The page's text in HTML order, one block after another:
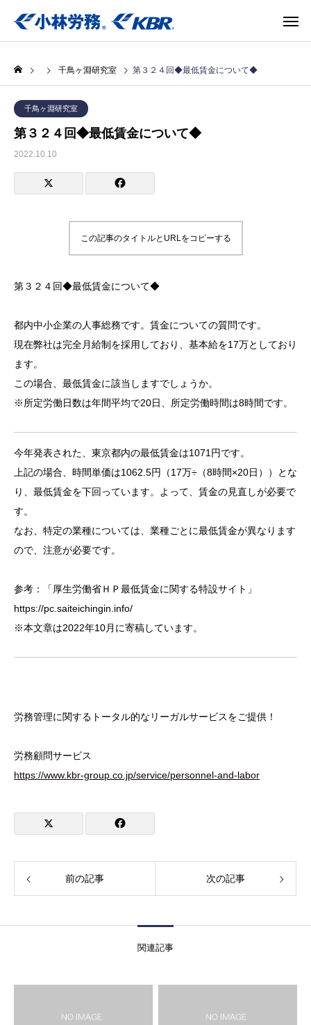
千鳥ヶ淵研究室 第３２４回◆最低賃金について◆
千鳥ヶ淵研究室
第３２４回◆最低賃金について◆
2022.10.10
この記事のタイトルとURLをコピーする
第３２４回◆最低賃金について◆
都内中小企業の人事総務です。賃金についての質問です。
現在弊社は完全月給制を採用しており、基本給を17万としており
ます。
この場合、最低賃金に該当しますでしょうか。
※所定労働日数は年間平均で20日、所定労働時間は8時間です。
今年発表された、東京都内の最低賃金は1071円です。
上記の場合、時間単価は1062.5円（17万÷（8時間×20日））とな
り、最低賃金を下回っています。よって、賃金の見直しが必要で
す。
なお、特定の業種については、業種ごとに最低賃金が異なります
ので、注意が必要です。
参考：「厚生労働省ＨＰ最低賃金に関する特設サイト」
https://pc.saiteichingin.info/
※本文章は2022年10月に寄稿しています。
労務管理に関するトータル的なリーガルサービスをご提供！
労務顧問サービス
https://www.kbr-group.co.jp/service/personnel-and-labor
前の記事 次の記事
関連記事